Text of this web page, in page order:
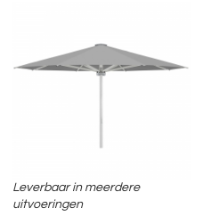
Leverbaar in meerdere
uitvoeringen